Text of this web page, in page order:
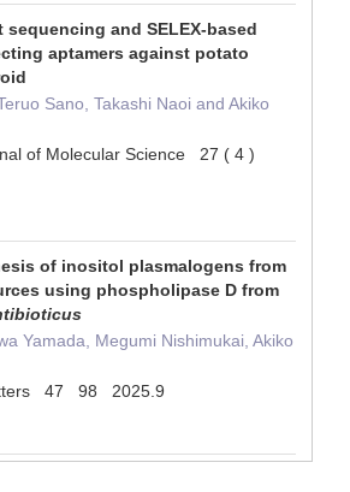
and SELEX-based
aptamers against potato
Sano, Takashi Naoi and Akiko
of Molecular Science 27 ( 4 )
of inositol plasmalogens from
using phospholipase D from
Yamada, Megumi Nishimukai, Akiko
47 98 2025.9